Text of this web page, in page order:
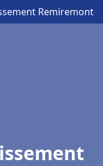
Remiremont